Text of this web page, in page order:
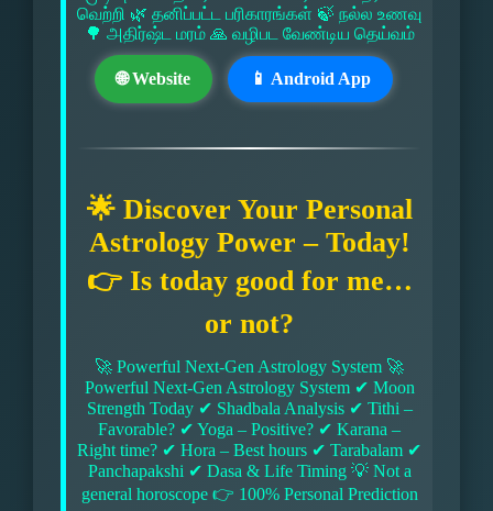
வெற்றி 🌿 தனிப்பட்ட பரிகாரங்கள் 🍃 நல்ல உணவு
🌳 அதிர்ஷ்ட மரம் 🙏 வழிபட வேண்டிய தெய்வம்
🌐 Website 📱 Android App
🌟 Discover Your Personal
Astrology Power – Today!
👉 Is today good for me…
or not?
🚀 Powerful Next-Gen Astrology System 🚀
Powerful Next-Gen Astrology System ✔ Moon
Strength Today ✔ Shadbala Analysis ✔ Tithi –
Favorable? ✔ Yoga – Positive? ✔ Karana –
Right time? ✔ Hora – Best hours ✔ Tarabalam ✔
Panchapakshi ✔ Dasa & Life Timing 💡 Not a
general horoscope 👉 100% Personal Prediction